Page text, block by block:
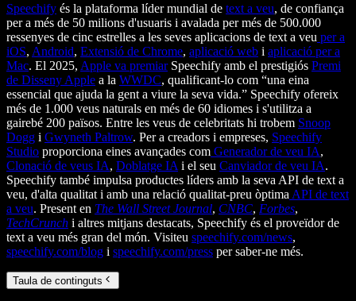
Speechify és la plataforma líder mundial de text a veu, de confiança
per a més de 50 milions d'usuaris i avalada per més de 500.000
ressenyes de cinc estrelles a les seves aplicacions de text a veu per a
iOS, Android, Extensió de Chrome, aplicació web i aplicació per a
Mac. El 2025, Apple va premiarSpeechify amb el prestigiós Premi
de Disseny Apple a la WWDC, qualificant-lo com “una eina
essencial que ajuda la gent a viure la seva vida.” Speechify ofereix
més de 1.000 veus naturals en més de 60 idiomes i s'utilitza a
gairebé 200 països. Entre les veus de celebritats hi trobem Snoop
Dogg i Gwyneth Paltrow. Per a creadors i empreses, Speechify
Studio proporciona eines avançades com Generador de veu IA,
Clonació de veus IA, Doblatge IA i el seu Canviador de veu IA.
Speechify també impulsa productes líders amb la seva API de text a
veu, d'alta qualitat i amb una relació qualitat-preu òptima API de text
a veu. Present en The Wall Street Journal, CNBC, Forbes,
TechCrunch i altres mitjans destacats, Speechify és el proveïdor de
text a veu més gran del món. Visiteu speechify.com/news,
speechify.com/blog i speechify.com/press per saber-ne més.
Taula de continguts